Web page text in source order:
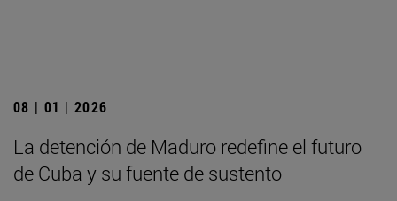
08 | 01 | 2026
La detención de Maduro redefine el futuro
de Cuba y su fuente de sustento